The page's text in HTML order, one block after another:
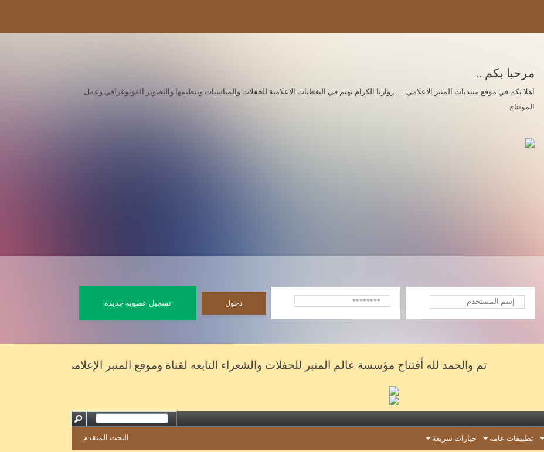
مرحبا بكم ..
اهلا بكم في موقع منتديات المنبر الاعلامي ..... زوارنا الكرام نهتم في التغطيات الاعلامية للحفلات والمناسبات وتنظيمها والتصوير الفوتوغرافي وعمل
المونتاج
تسجيل عضوية جديدة
تم والحمد لله أفتتاح مؤسسة عالم المنبر للحفلات والشعراء التابعه لقناة وموقع المنبر الإعلامي
تطبيقات عامة خيارات سريعة البحث المتقدم